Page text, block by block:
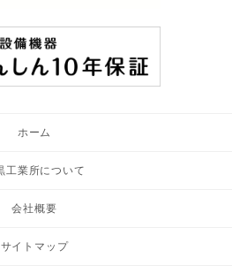
ホーム
工業所について
会社概要
サイトマップ